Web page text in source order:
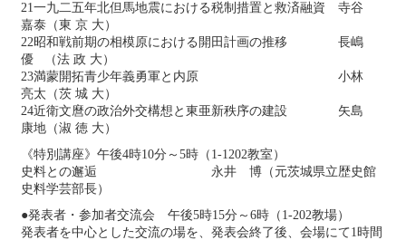
21一九二五年北但馬地震における税制措置と救済融資 寺谷
嘉泰（東 京 大）
22昭和戦前期の相模原における開田計画の推移 長嶋
優 （法 政 大）
23満蒙開拓青少年義勇軍と内原 小林
亮太（茨 城 大）
24近衛文麿の政治外交構想と東亜新秩序の建設 矢島
康地（淑 徳 大）
《特別講座》午後4時10分～5時（1-1202教室）
史料との邂逅 永井 博（元茨城県立歴史館
史料学芸部長）
●発表者・参加者交流会 午後5時15分～6時（1-202教場）
発表者を中心とした交流の場を、発表会終了後、会場にて1時間